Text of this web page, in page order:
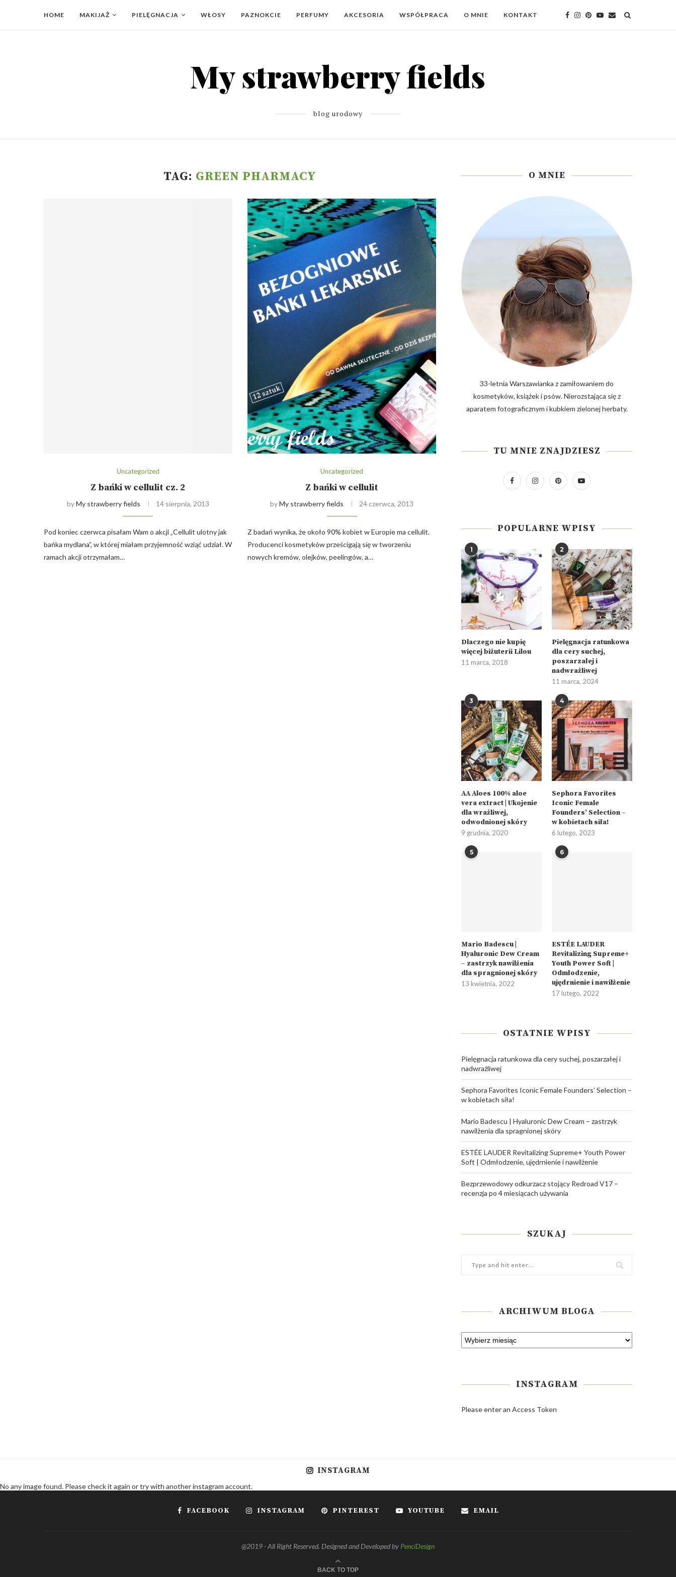
HOME MAKIJAŻ PIELĘGNACJA WŁOSY PAZNOKCIE PERFUMY AKCESORIA WSPÓŁPRACA O MNIE KONTAKT
blog urodowy
TAG: GREEN PHARMACY
Uncategorized
Z bańki w cellulit cz. 2
byMy strawberry fields 14 sierpnia, 2013
Pod koniec czerwca pisałam Wam o akcji „Cellulit ulotny jak
bańka mydlana”, w której miałam przyjemność wziąć udział. W
ramach akcji otrzymałam…
Uncategorized
Z bańki w cellulit
byMy strawberry fields 24 czerwca, 2013
Z badań wynika, że około 90% kobiet w Europie ma cellulit.
Producenci kosmetyków prześcigają się w tworzeniu
nowych kremów, olejków, peelingów, a…
O MNIE
33-letnia Warszawianka z zamiłowaniem do
kosmetyków, książek i psów. Nierozstająca się z
aparatem fotograficznym i kubkiem zielonej herbaty.
TU MNIE ZNAJDZIESZ
POPULARNE WPISY
1
Dlaczego nie kupię
więcej biżuterii Lilou
11 marca, 2018
2
Pielęgnacja ratunkowa
dla cery suchej,
poszarzałej i
nadwrażliwej
11 marca, 2024
3
AA Aloes 100% aloe
vera extract | Ukojenie
dla wrażliwej,
odwodnionej skóry
9 grudnia, 2020
4
Sephora Favorites
Iconic Female
Founders’ Selection –
w kobietach siła!
6 lutego, 2023
5
Mario Badescu |
Hyaluronic Dew Cream
– zastrzyk nawilżenia
dla spragnionej skóry
13 kwietnia, 2022
6
ESTÉE LAUDER
Revitalizing Supreme+
Youth Power Soft |
Odmłodzenie,
ujędrnienie i nawilżenie
17 lutego, 2022
OSTATNIE WPISY
Pielęgnacja ratunkowa dla cery suchej, poszarzałej i
nadwrażliwej
Sephora Favorites Iconic Female Founders’ Selection –
w kobietach siła!
Mario Badescu | Hyaluronic Dew Cream – zastrzyk
nawilżenia dla spragnionej skóry
ESTÉE LAUDER Revitalizing Supreme+ Youth Power
Soft | Odmłodzenie, ujędrnienie i nawilżenie
Bezprzewodowy odkurzacz stojący Redroad V17 –
recenzja po 4 miesiącach używania
SZUKAJ
ARCHIWUM BLOGA
INSTAGRAM
Please enter an Access Token
INSTAGRAM
No any image found. Please check it again or try with another instagram account.
FACEBOOK INSTAGRAM PINTEREST YOUTUBE EMAIL
@2019 - All Right Reserved. Designed and Developed by PenciDesign
BACK TO TOP